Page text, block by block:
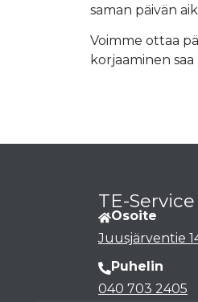
saman päivän
Voimme ottaa
korjaaminen
TE-
Osoite
Juusjärventie
Puhelin
040 703 2405